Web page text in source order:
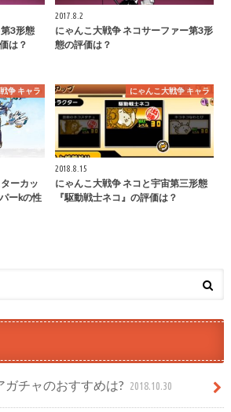
3形態
は？
2017.8.2
にゃんこ大戦争 ネコサーファー第3形
態の評価は？
争 キャラ
ーカッ
ーkの性
にゃんこ大戦争 キャラ
2018.8.15
にゃんこ大戦争 ネコと宇宙第三形態
『駆動戦士ネコ』の評価は？
ガチャのおすすめは? 2018.10.30